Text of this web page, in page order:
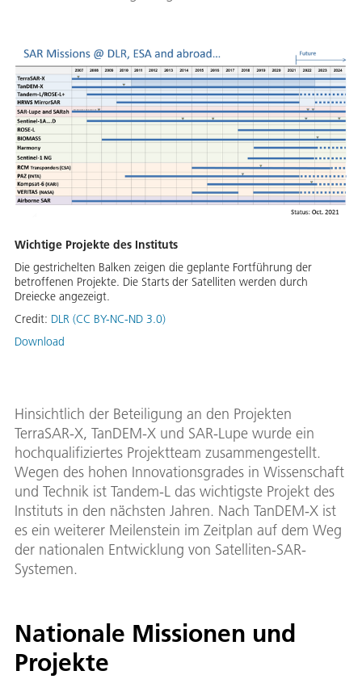
Wichtige Projekte des Instituts
Die gestrichelten Balken zeigen die geplante Fortführung der
betroffenen Projekte. Die Starts der Satelliten werden durch
Dreiecke angezeigt.
Credit: DLR (CC BY-NC-ND 3.0)
Download
Hinsichtlich der Beteiligung an den Projekten
TerraSAR-X, TanDEM-X und SAR-Lupe wurde ein
hochqualifiziertes Projektteam zusammengestellt.
Wegen des hohen Innovationsgrades in Wissenschaft
und Technik ist Tandem-L das wichtigste Projekt des
Instituts in den nächsten Jahren. Nach TanDEM-X ist
es ein weiterer Meilenstein im Zeitplan auf dem Weg
der nationalen Entwicklung von Satelliten-SAR-
Systemen.
Nationale Missionen und
Projekte